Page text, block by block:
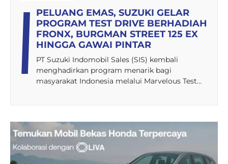
PELUANG EMAS, SUZUKI GELAR
PROGRAM TEST DRIVE BERHADIAH
FRONX, BURGMAN STREET 125 EX
HINGGA GAWAI PINTAR
PT Suzuki Indomobil Sales (SIS) kembali
menghadirkan program menarik bagi
masyarakat Indonesia melalui Marvelous Test…